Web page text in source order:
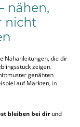
nähen,
nicht
Nähanleitungen, die dir
zeigen.
genähten
auf Märkten, in
bleiben bei dirund